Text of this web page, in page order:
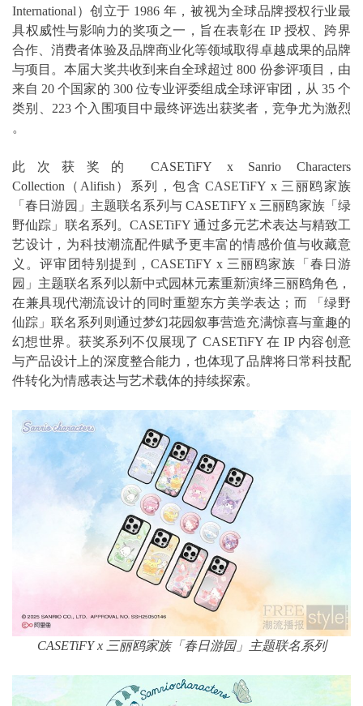
International）创立于 1986 年，被视为全球品牌授权行业最
具权威性与影响力的奖项之一，旨在表彰在 IP 授权、跨界
合作、消费者体验及品牌商业化等领域取得卓越成果的品牌
与项目。本届大奖共收到来自全球超过 800 份参评项目，由
来自 20 个国家的 300 位专业评委组成全球评审团，从 35 个
类别、223 个入围项目中最终评选出获奖者，竞争尤为激烈
。
此次获奖的 CASETiFY x Sanrio Characters
Collection（Alifish）系列，包含 CASETiFY x 三丽鸥家族
「春日游园」主题联名系列与 CASETiFY x 三丽鸥家族「绿
野仙踪」联名系列。CASETiFY 通过多元艺术表达与精致工
艺设计，为科技潮流配件赋予更丰富的情感价值与收藏意
义。评审团特别提到，CASETiFY x 三丽鸥家族「春日游
园」主题联名系列以新中式园林元素重新演绎三丽鸥角色，
在兼具现代潮流设计的同时重塑东方美学表达；而 「绿野
仙踪」联名系列则通过梦幻花园叙事营造充满惊喜与童趣的
幻想世界。获奖系列不仅展现了 CASETiFY 在 IP 内容创意
与产品设计上的深度整合能力，也体现了品牌将日常科技配
件转化为情感表达与艺术载体的持续探索。
CASETiFY x 三丽鸥家族「春日游园」主题联名系列